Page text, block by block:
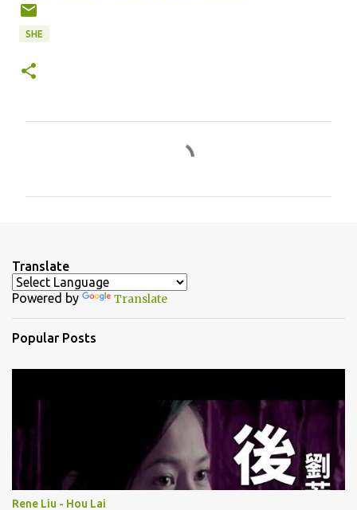
SHE
t
s
Translate
Powered by Translate
Popular Posts
Rene Liu - Hou Lai